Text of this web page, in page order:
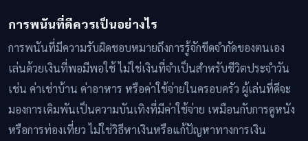
การพนันที่ดีควรเป็นอย่างไร
การพนันที่มีความรับผิดชอบหมายถึงการรู้จักขีดจำกัดของตนเอง
เล่นด้วยเงินที่พอมีพอใช้ ไม่ใช่เงินที่จำเป็นสำหรับชีวิตประจำวัน
เช่น ค่าเช่าบ้าน ค่าอาหาร หรือค่าใช้จ่ายในครอบครัว ผู้เล่นที่ดีจะ
มองการเดิมพันเป็นความบันเทิงที่มีค่าใช้จ่าย เหมือนกับการดูหนัง
หรือการท่องเที่ยว ไม่ใช่วิธีหาเงินหรือแก้ปัญหาทางการเงิน